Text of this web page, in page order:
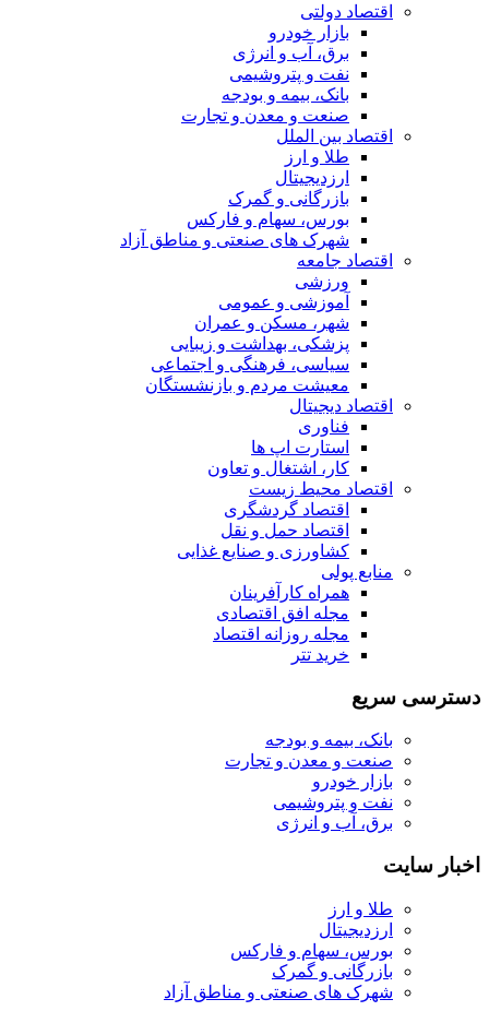
اقتصاد دولتی
بازار خودرو
برق، آب و انرژی
نفت و پتروشیمی
بانک، بیمه و بودجه
صنعت و معدن و تجارت
اقتصاد بین الملل
طلا و ارز
ارزدیجیتال
بازرگانی و گمرک
بورس، سهام و فارکس
شهرک های صنعتی و مناطق آزاد
اقتصاد جامعه
ورزشی
آموزشی و عمومی
شهر، مسکن و عمران
پزشکی، بهداشت و زیبایی
سیاسی، فرهنگی و اجتماعی
معیشت مردم و بازنشستگان
اقتصاد دیجیتال
فناوری
استارت اپ ها
کار، اشتغال و تعاون
اقتصاد محیط زیست
اقتصاد گردشگری
اقتصاد حمل و نقل
کشاورزی و صنایع غذایی
منابع پولی
همراه کارآفرینان
مجله افق اقتصادی
مجله روزانه اقتصاد
خرید تتر
دسترسی سریع
بانک، بیمه و بودجه
صنعت و معدن و تجارت
بازار خودرو
نفت و پتروشیمی
برق، آب و انرژی
اخبار سایت
طلا و ارز
ارزدیجیتال
بورس، سهام و فارکس
بازرگانی و گمرک
شهرک های صنعتی و مناطق آزاد